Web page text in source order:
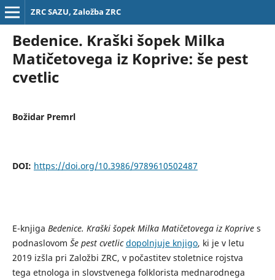
ZRC SAZU, Založba ZRC
Bedenice. Kraški šopek Milka
Matičetovega iz Koprive: še pest
cvetlic
Božidar Premrl
DOI: https://doi.org/10.3986/9789610502487
E-knjiga Bedenice. Kraški šopek Milka Matičetovega iz Koprives
podnaslovom Še pest cvetlic dopolnjuje knjigo, ki je v letu
2019 izšla pri Založbi ZRC, v počastitev stoletnice rojstva
tega etnologa in slovstvenega folklorista mednarodnega